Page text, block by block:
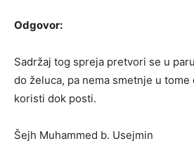
Odgovor:
Sadržaj tog spreja pretvori se u
do želuca, pa nema smetnje u tome
koristi dok posti.
Šejh Muhammed b. Usejmin